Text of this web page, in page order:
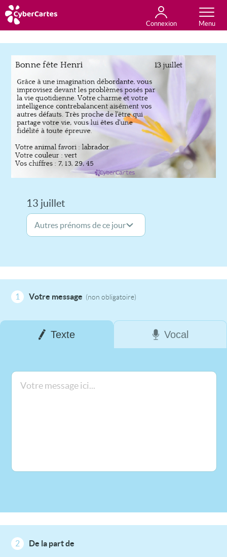
Connexion
Anniversaire
Fête du jour
Amour
Amitié
Merci
Toutes les cartes
13 juillet
1 Votre message (non obligatoire)
Texte Vocal
2 De la part de